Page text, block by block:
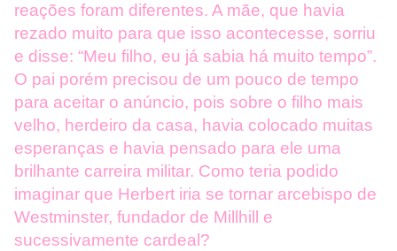
reações foram diferentes. A mãe, que havia
rezado muito para que isso acontecesse, sorriu
e disse: “Meu filho, eu já sabia há muito tempo”.
O pai porém precisou de um pouco de tempo
para aceitar o anúncio, pois sobre o filho mais
velho, herdeiro da casa, havia colocado muitas
esperanças e havia pensado para ele uma
brilhante carreira militar. Como teria podido
imaginar que Herbert iria se tornar arcebispo de
Westminster, fundador de Millhill e
sucessivamente cardeal?